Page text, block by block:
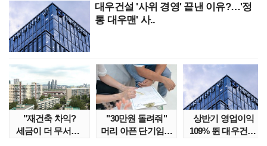
대우건설 '사위 경영' 끝낸 이유?…'정
통 대우맨' 사..
"재건축 차익?
세금이 더 무서워"
"30만원 돌려줘"
머리 아픈 단기임대
상반기 영업이익
109% 뛴 대우건설,